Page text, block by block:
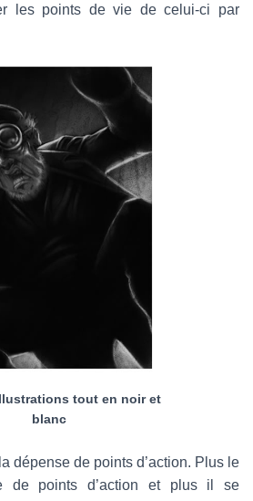
les points de vie de celui-ci par
tout en noir et
blanc
dépense de points d’action. Plus le
de points d’action et plus il se